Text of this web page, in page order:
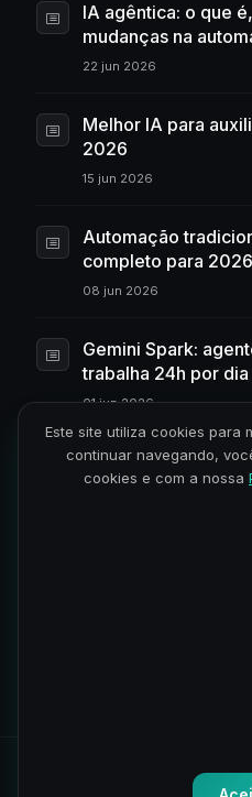
IA agêntica: o que
mudanças na
22 jun 2026
Melhor IA para
2026
15 jun 2026
Automação
completo para 2026
08 jun 2026
Gemini Spark:
trabalha 24h por dia
01 jun 2026
As melhores IAs
guia completo
Todos os direitos reservados.
Este site utiliza cookies para
continuar navegando,
cookies e com a nossa